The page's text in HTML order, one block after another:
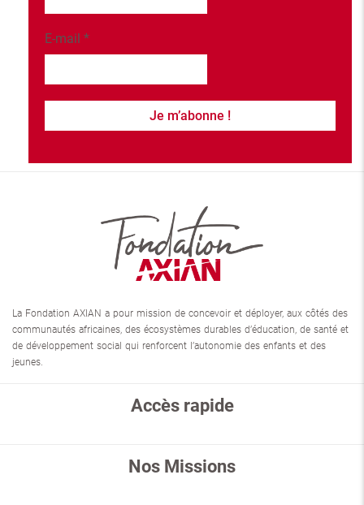
E-mail *
La Fondation AXIAN a pour mission de concevoir et déployer, aux côtés des
communautés africaines, des écosystèmes durables d’éducation, de santé et
de développement social qui renforcent l’autonomie des enfants et des
jeunes.
Accès rapide
Nos Missions